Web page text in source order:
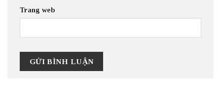
Trang web